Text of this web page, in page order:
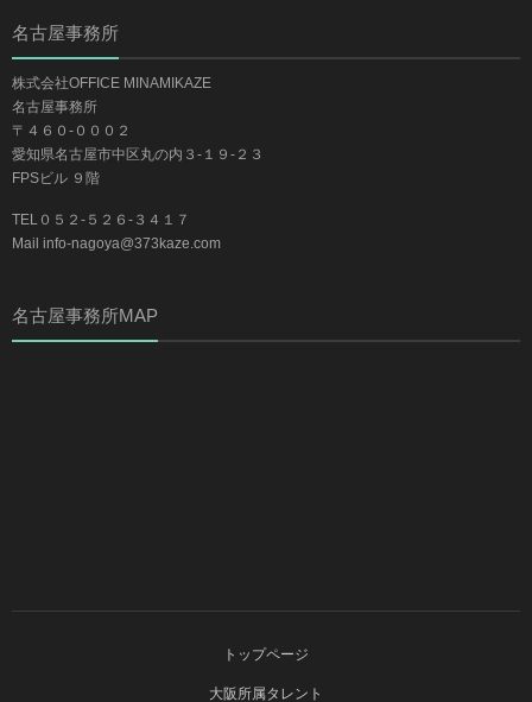
名古屋事務所
株式会社OFFICE MINAMIKAZE
名古屋事務所
〒４６０-０００２
愛知県名古屋市中区丸の内３-１９-２３
FPSビル ９階
TEL０５２-５２６-３４１７
Mail info-nagoya@373kaze.com
名古屋事務所MAP
トップページ
大阪所属タレント